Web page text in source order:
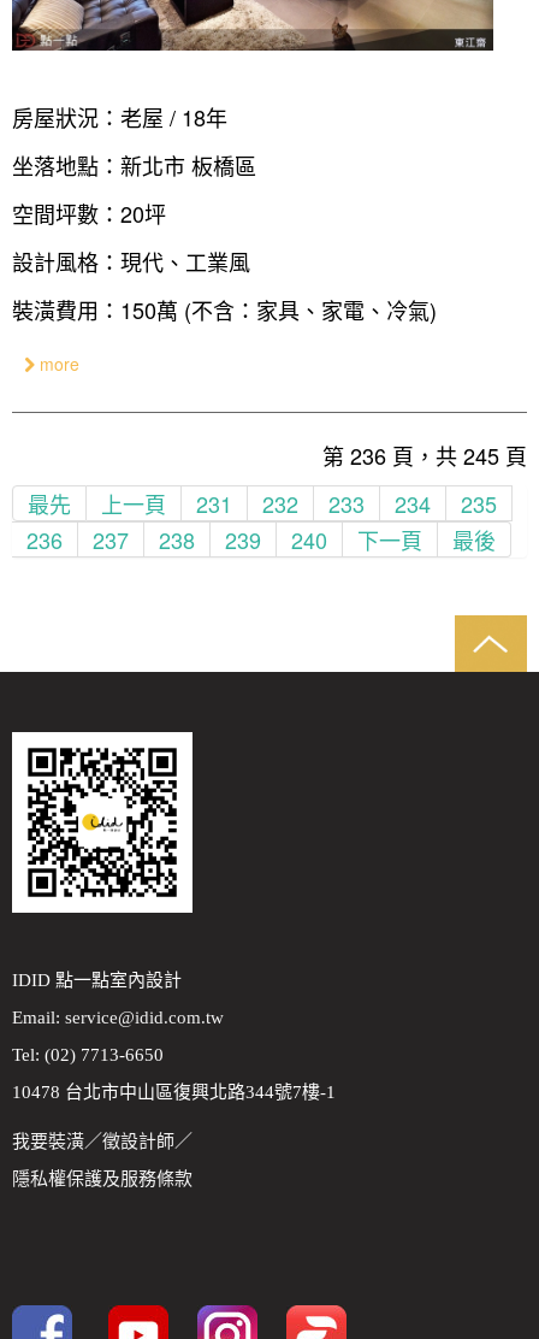
房屋狀況：老屋 / 18年
坐落地點：新北市 板橋區
空間坪數：20坪
設計風格：現代、工業風
裝潢費用：150萬 (不含：家具、家電、冷氣)
more
第 236 頁，共 245 頁
最先
上一頁 231 232 233 234
235
236
237 238 239 240 下一頁 最後
IDID 點一點室內設計
Email: service@idid.com.tw
Tel: (02) 7713-6650
10478 台北市中山區復興北路344號7樓-1
我要裝潢／徵設計師／
隱私權保護及服務條款